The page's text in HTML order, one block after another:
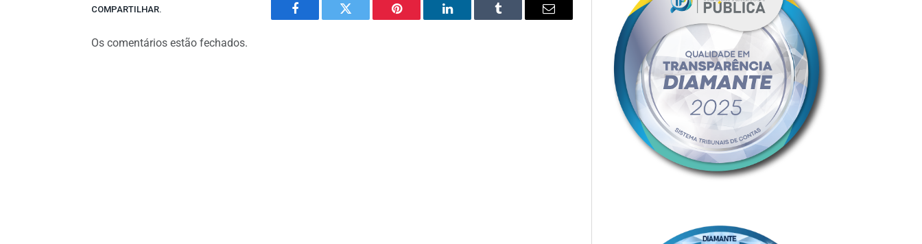
COMPARTILHAR.
Facebook Twitter Pinterest
O
Tumblr
E-
Os comentários estão fechados.